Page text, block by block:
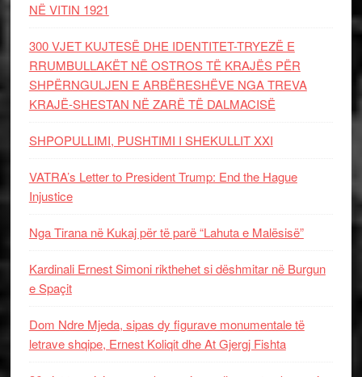
NË VITIN 1921
300 VJET KUJTESË DHE IDENTITET-TRYEZË E
RRUMBULLAKËT NË OSTROS TË KRAJËS PËR
SHPËRNGULJEN E ARBËRESHËVE NGA TREVA
KRAJË-SHESTAN NË ZARË TË DALMACISË
SHPOPULLIMI, PUSHTIMI I SHEKULLIT XXI
VATRA’s Letter to President Trump: End the Hague
Injustice
Nga Tirana në Kukaj për të parë “Lahuta e Malësisë”
Kardinali Ernest Simoni rikthehet si dëshmitar në Burgun
e Spaçit
Dom Ndre Mjeda, sipas dy figurave monumentale të
letrave shqipe, Ernest Koliqit dhe At Gjergj Fishta